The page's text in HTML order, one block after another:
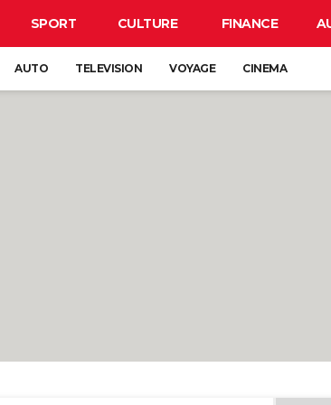
SPORT CULTURE FINANCE
AUTO TELEVISION VOYAGE CINEMA